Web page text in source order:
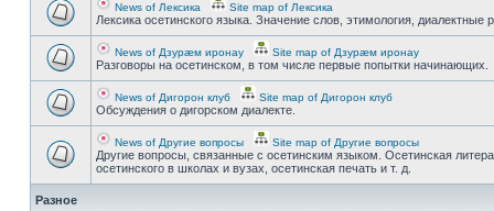
News of Лексика Site map of Лексика
Лексика осетинского языка. Значение слов, этимология, диалектные
News of Дзурæм иронау Site map of Дзурæм иронау
Разговоры на осетинском, в том числе первые попытки начинающих.
News of Дигорон клуб Site map of Дигорон клуб
Обсуждения о дигорском диалекте.
News of Другие вопросы Site map of Другие вопросы
Другие вопросы, связанные с осетинским языком. Осетинская
осетинского в школах и вузах, осетинская печать и т. д.
Разное